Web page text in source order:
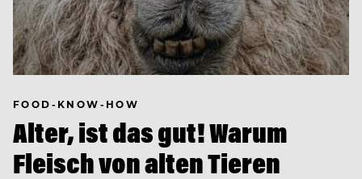
FOOD-KNOW-HOW
Alter, ist das gut! Warum
Fleisch von alten Tieren